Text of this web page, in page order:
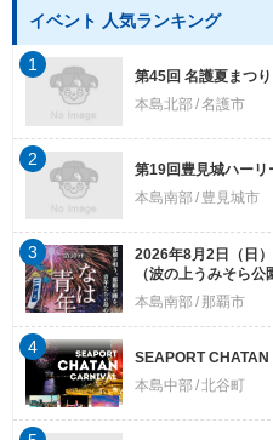
イベント 人気ランキング
第45回 名護夏まつり
本島北部 名護市
1
第19回豊見城ハーリ
本島南部
豊見城市
2
2026年8月2日（日
（波の上うみそら公
本島南部
那覇市
3
SEAPORT
本島中部 北谷町
4